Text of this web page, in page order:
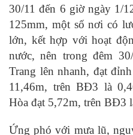
30/11 đến 6 giờ ngày 1/
125mm, một số nơi có
lớn, kết hợp với hoạt
nước, nên trong đêm
Trang lên nhanh, đạt
11,46m, trên BĐ3 là
Hòa đạt 5,72m, trên BĐ3
Ứng phó với mưa lũ,